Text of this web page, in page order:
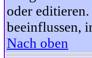
oder
beeinflussen,
Nach oben